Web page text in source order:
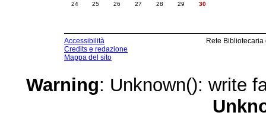
24
25 26 27 28 29 30
Accessibilità
Credits e redazione
Mappa del sito
Rete
Warning: Unknown(): write